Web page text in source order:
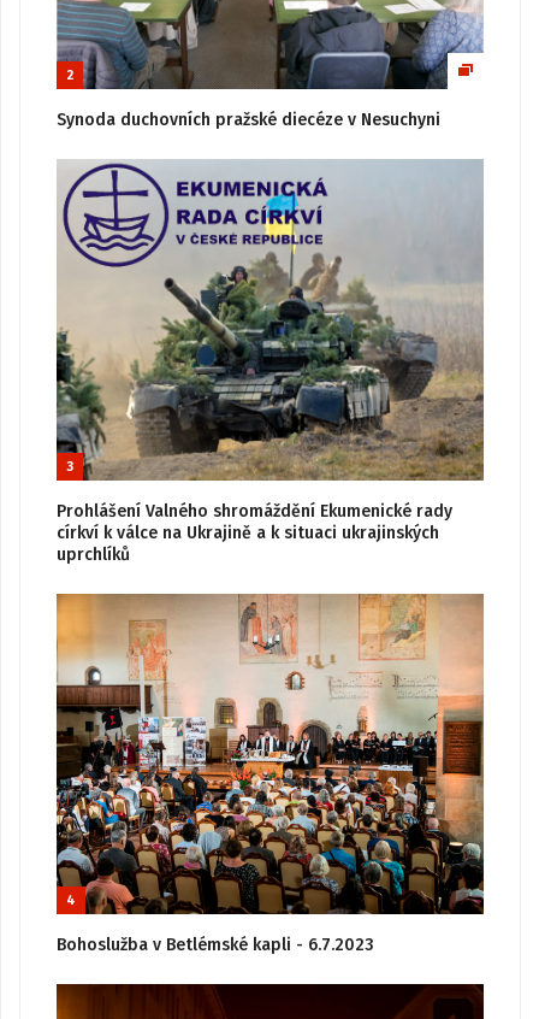
2
Synoda duchovních pražské diecéze v Nesuchyni
3
Prohlášení Valného shromáždění Ekumenické rady
církví k válce na Ukrajině a k situaci ukrajinských
uprchlíků
4
Bohoslužba v Betlémské kapli - 6.7.2023